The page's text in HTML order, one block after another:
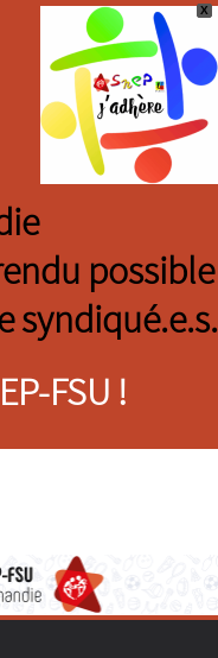
X
possible
syndiqué.e.s.
FSU !